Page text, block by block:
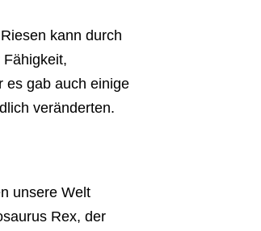
kann durch
es gab auch einige
veränderten.
unsere Welt
Rex, der